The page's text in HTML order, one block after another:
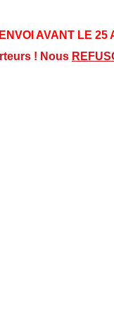
AVANT LE 25
! Nous